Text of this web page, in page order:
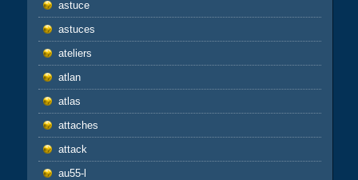
astuce
astuces
ateliers
atlan
atlas
attaches
attack
au55-l